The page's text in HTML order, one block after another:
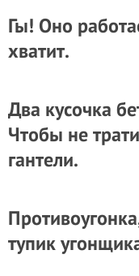
Гы! Оно
хватит.
Два кусочка
Чтобы не
гантели.
тупик